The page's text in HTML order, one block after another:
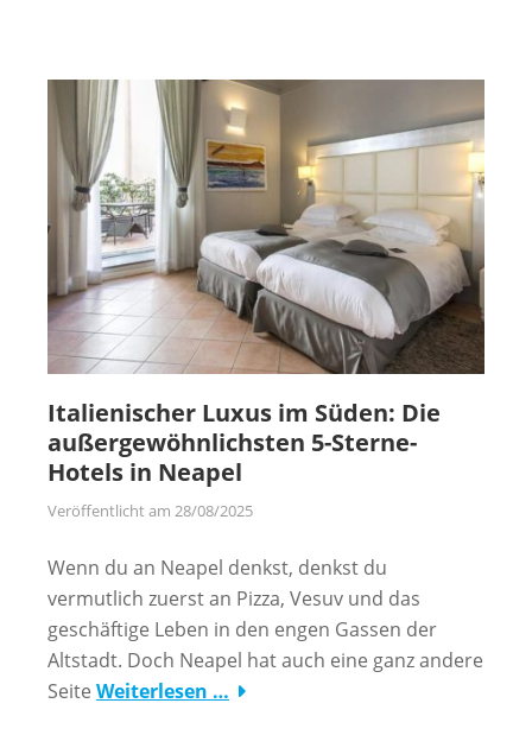
Italienischer Luxus im Süden: Die
außergewöhnlichsten 5-Sterne-
Hotels in Neapel
Veröffentlicht am 28/08/2025
Wenn du an Neapel denkst, denkst du
vermutlich zuerst an Pizza, Vesuv und das
geschäftige Leben in den engen Gassen der
Altstadt. Doch Neapel hat auch eine ganz andere
Seite Weiterlesen …